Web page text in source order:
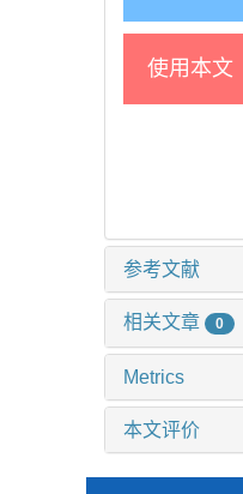
使用本文
参考文献
相关文章 0
Metrics
本文评价